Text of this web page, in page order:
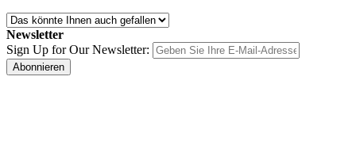
Newsletter
Sign Up for Our Newsletter:
Abonnieren